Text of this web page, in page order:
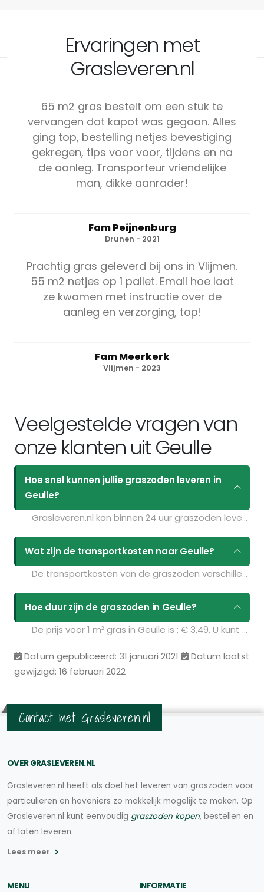
Ervaringen met
Grasleveren.nl
65 m2 gras bestelt om een stuk te
vervangen dat kapot was gegaan. Alles
ging top, bestelling netjes bevestiging
gekregen, tips voor voor, tijdens en na
de aanleg. Transporteur vriendelijke
man, dikke aanrader!
Fam Peijnenburg
Drunen - 2021
Prachtig gras geleverd bij ons in Vlijmen.
55 m2 netjes op 1 pallet. Email hoe laat
ze kwamen met instructie over de
aanleg en verzorging, top!
Fam Meerkerk
Vlijmen - 2023
Veelgestelde vragen van
onze klanten uit Geulle
Hoe snel kunnen jullie graszoden leveren in
Geulle?
Grasleveren.nl kan binnen 24 uur graszoden leveren in Geulle. Als u bijvoorbeeld graszoden op maandag bestelt voor 11:30 kunt u ze de volgende dag geleverd krijgen. Kijk voor de actuele leverdagen op de pagina
Wat zijn de transportkosten naar Geulle?
De transportkosten van de graszoden verschillen per postcodegebied en zijn afhankelijk van de hoeveelheid graszoden die u bestelt. Bent u benieuwd naar de prijzen? Vul uw gegevens in op de pagina
Hoe duur zijn de graszoden in Geulle?
De prijs voor 1 m² gras in Geulle is : € 3.49. U kunt deze graszoden bestellen via de volgende link:
Datum gepubliceerd: 31 januari 2021
Datum laatst
gewijzigd: 16 februari 2022
Contact met Grasleveren.nl
OVER GRASLEVEREN.NL
Grasleveren.nl heeft als doel het leveren van graszoden voor
particulieren en hoveniers zo makkelijk mogelijk te maken. Op
Grasleveren.nl kunt eenvoudig graszoden kopen, bestellen en
af laten leveren.
Lees meer
MENU
INFORMATIE